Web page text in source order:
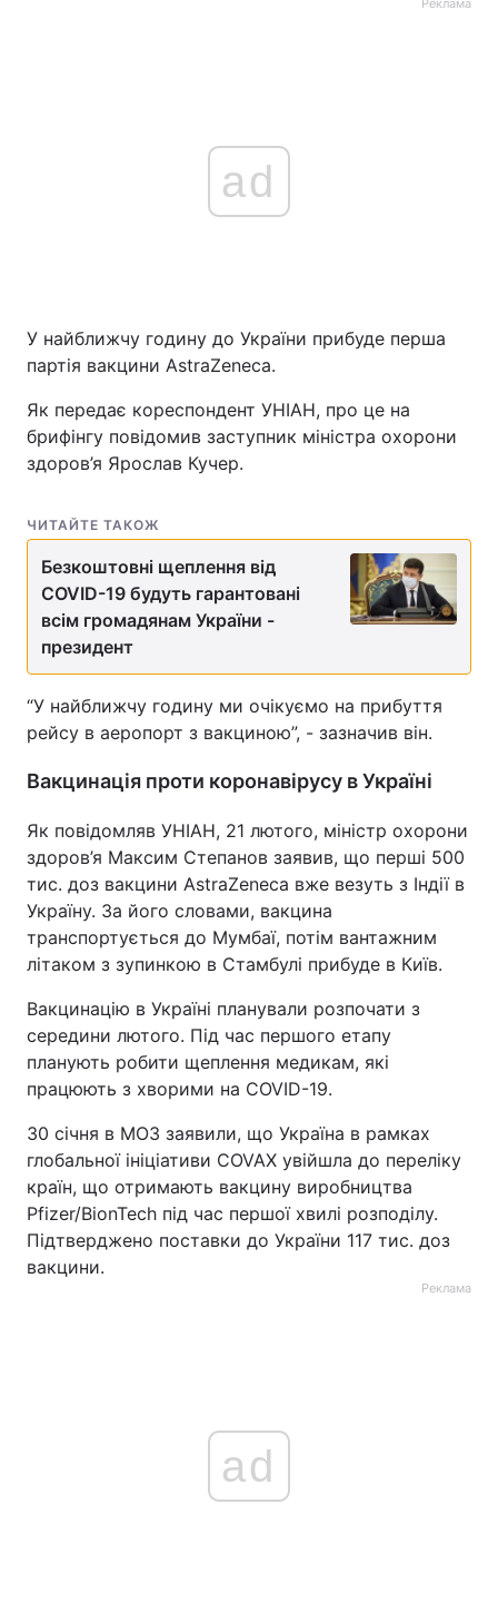
Реклама
ad
У найближчу годину до України прибуде перша
партія вакцини AstraZeneca.
Як передає кореспондент УНІАН, про це на
брифінгу повідомив заступник міністра охорони
здоров’я Ярослав Кучер.
ЧИТАЙТЕ ТАКОЖ
Безкоштовні щеплення від
COVID-19 будуть гарантовані
всім громадянам України -
президент
“У найближчу годину ми очікуємо на прибуття
рейсу в аеропорт з вакциною”, - зазначив він.
Вакцинація проти коронавірусу в Україні
Як повідомляв УНІАН, 21 лютого, міністр охорони
здоров’я Максим Степанов заявив, що перші 500
тис. доз вакцини AstraZeneca вже везуть з Індії в
Україну. За його словами, вакцина
транспортується до Мумбаї, потім вантажним
літаком з зупинкою в Стамбулі прибуде в Київ.
Вакцинацію в Україні планували розпочати з
середини лютого. Під час першого етапу
планують робити щеплення медикам, які
працюють з хворими на COVID-19.
30 січня в МОЗ заявили, що Україна в рамках
глобальної ініціативи COVAX увійшла до переліку
країн, що отримають вакцину виробництва
Pfizer/BionTech під час першої хвилі розподілу.
Підтверджено поставки до України 117 тис. доз
вакцини.
Реклама
ad